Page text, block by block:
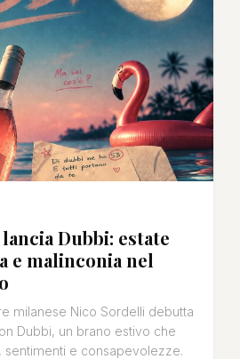
Dubbi: estate
e malinconia nel
milanese Nico Sordelli debutta
Dubbi, un brano estivo che
sentimenti e consapevolezze.